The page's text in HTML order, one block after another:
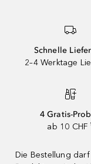
Schnelle
2–4 Werktage
4 Gratis-
ab 10 CHF ¹
Die Bestellung